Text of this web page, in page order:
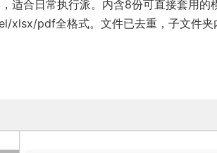
适合日常执行派。内含8份可直接套用的
xlsx/pdf全格式。文件已去重，子文件夹